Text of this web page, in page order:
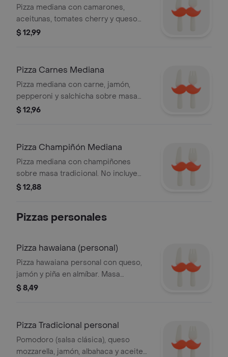
mediana
Pizza mediana con camarones,
aceitunas, tomates cherry y queso
sobre masa tradicional.
$ 12,99
Pizza Carnes Mediana
Pizza mediana con carne, jamón,
pepperoni y salchicha sobre masa
tradicional.
$ 12,96
Pizza Champiñón Mediana
Pizza mediana con champiñones
sobre masa tradicional. No incluye
pepperoni ni salchicha italiana.
$ 12,88
Pizzas personales
Pizza hawaiana (personal)
Pizza hawaiana personal con queso,
jamón y piña en almíbar. Masa
tradicional horneada.
$ 8,49
Pizza Tradicional personal
Pomodoro (salsa clásica), queso
mozzarella, jamón, albahaca y aceite